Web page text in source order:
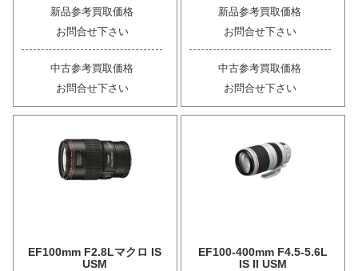
新品参考買取価格
お問合せ下さい
中古参考買取価格
お問合せ下さい
新品参考買取価格
お問合せ下さい
中古参考買取価格
お問合せ下さい
EF100mm F2.8Lマクロ IS
USM
EF100-400mm F4.5-5.6L
IS II USM